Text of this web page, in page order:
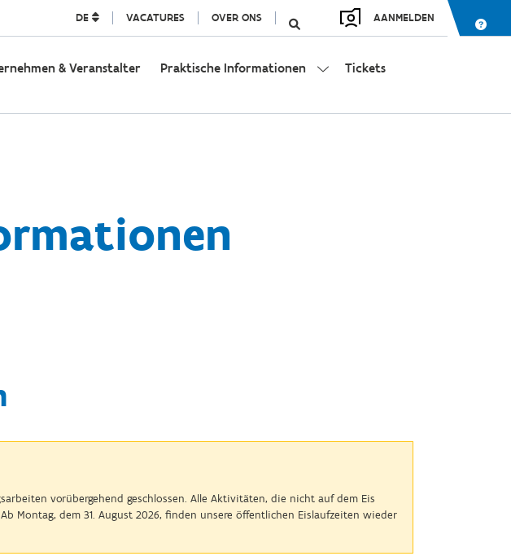
DE VACATURES OVER ONS AANMELDEN
& Veranstalter Praktische Informationen Tickets
vorübergehend geschlossen. Alle Aktivitäten, die nicht auf dem Eis
Montag, dem 31. August 2026, finden unsere öffentlichen Eislaufzeiten wieder